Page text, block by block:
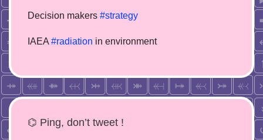
Decision makers #strategy
IAEA #radiation in environment
⌬ Ping, don’t tweet !